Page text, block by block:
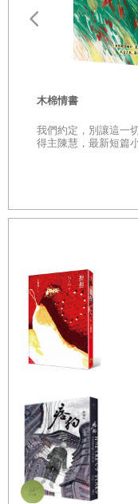
木棉情書
我們約定，別讓這一
得主陳慧，最新短篇